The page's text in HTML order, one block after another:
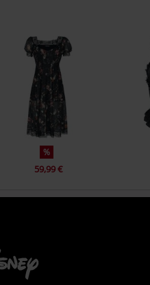
%
59,99 €